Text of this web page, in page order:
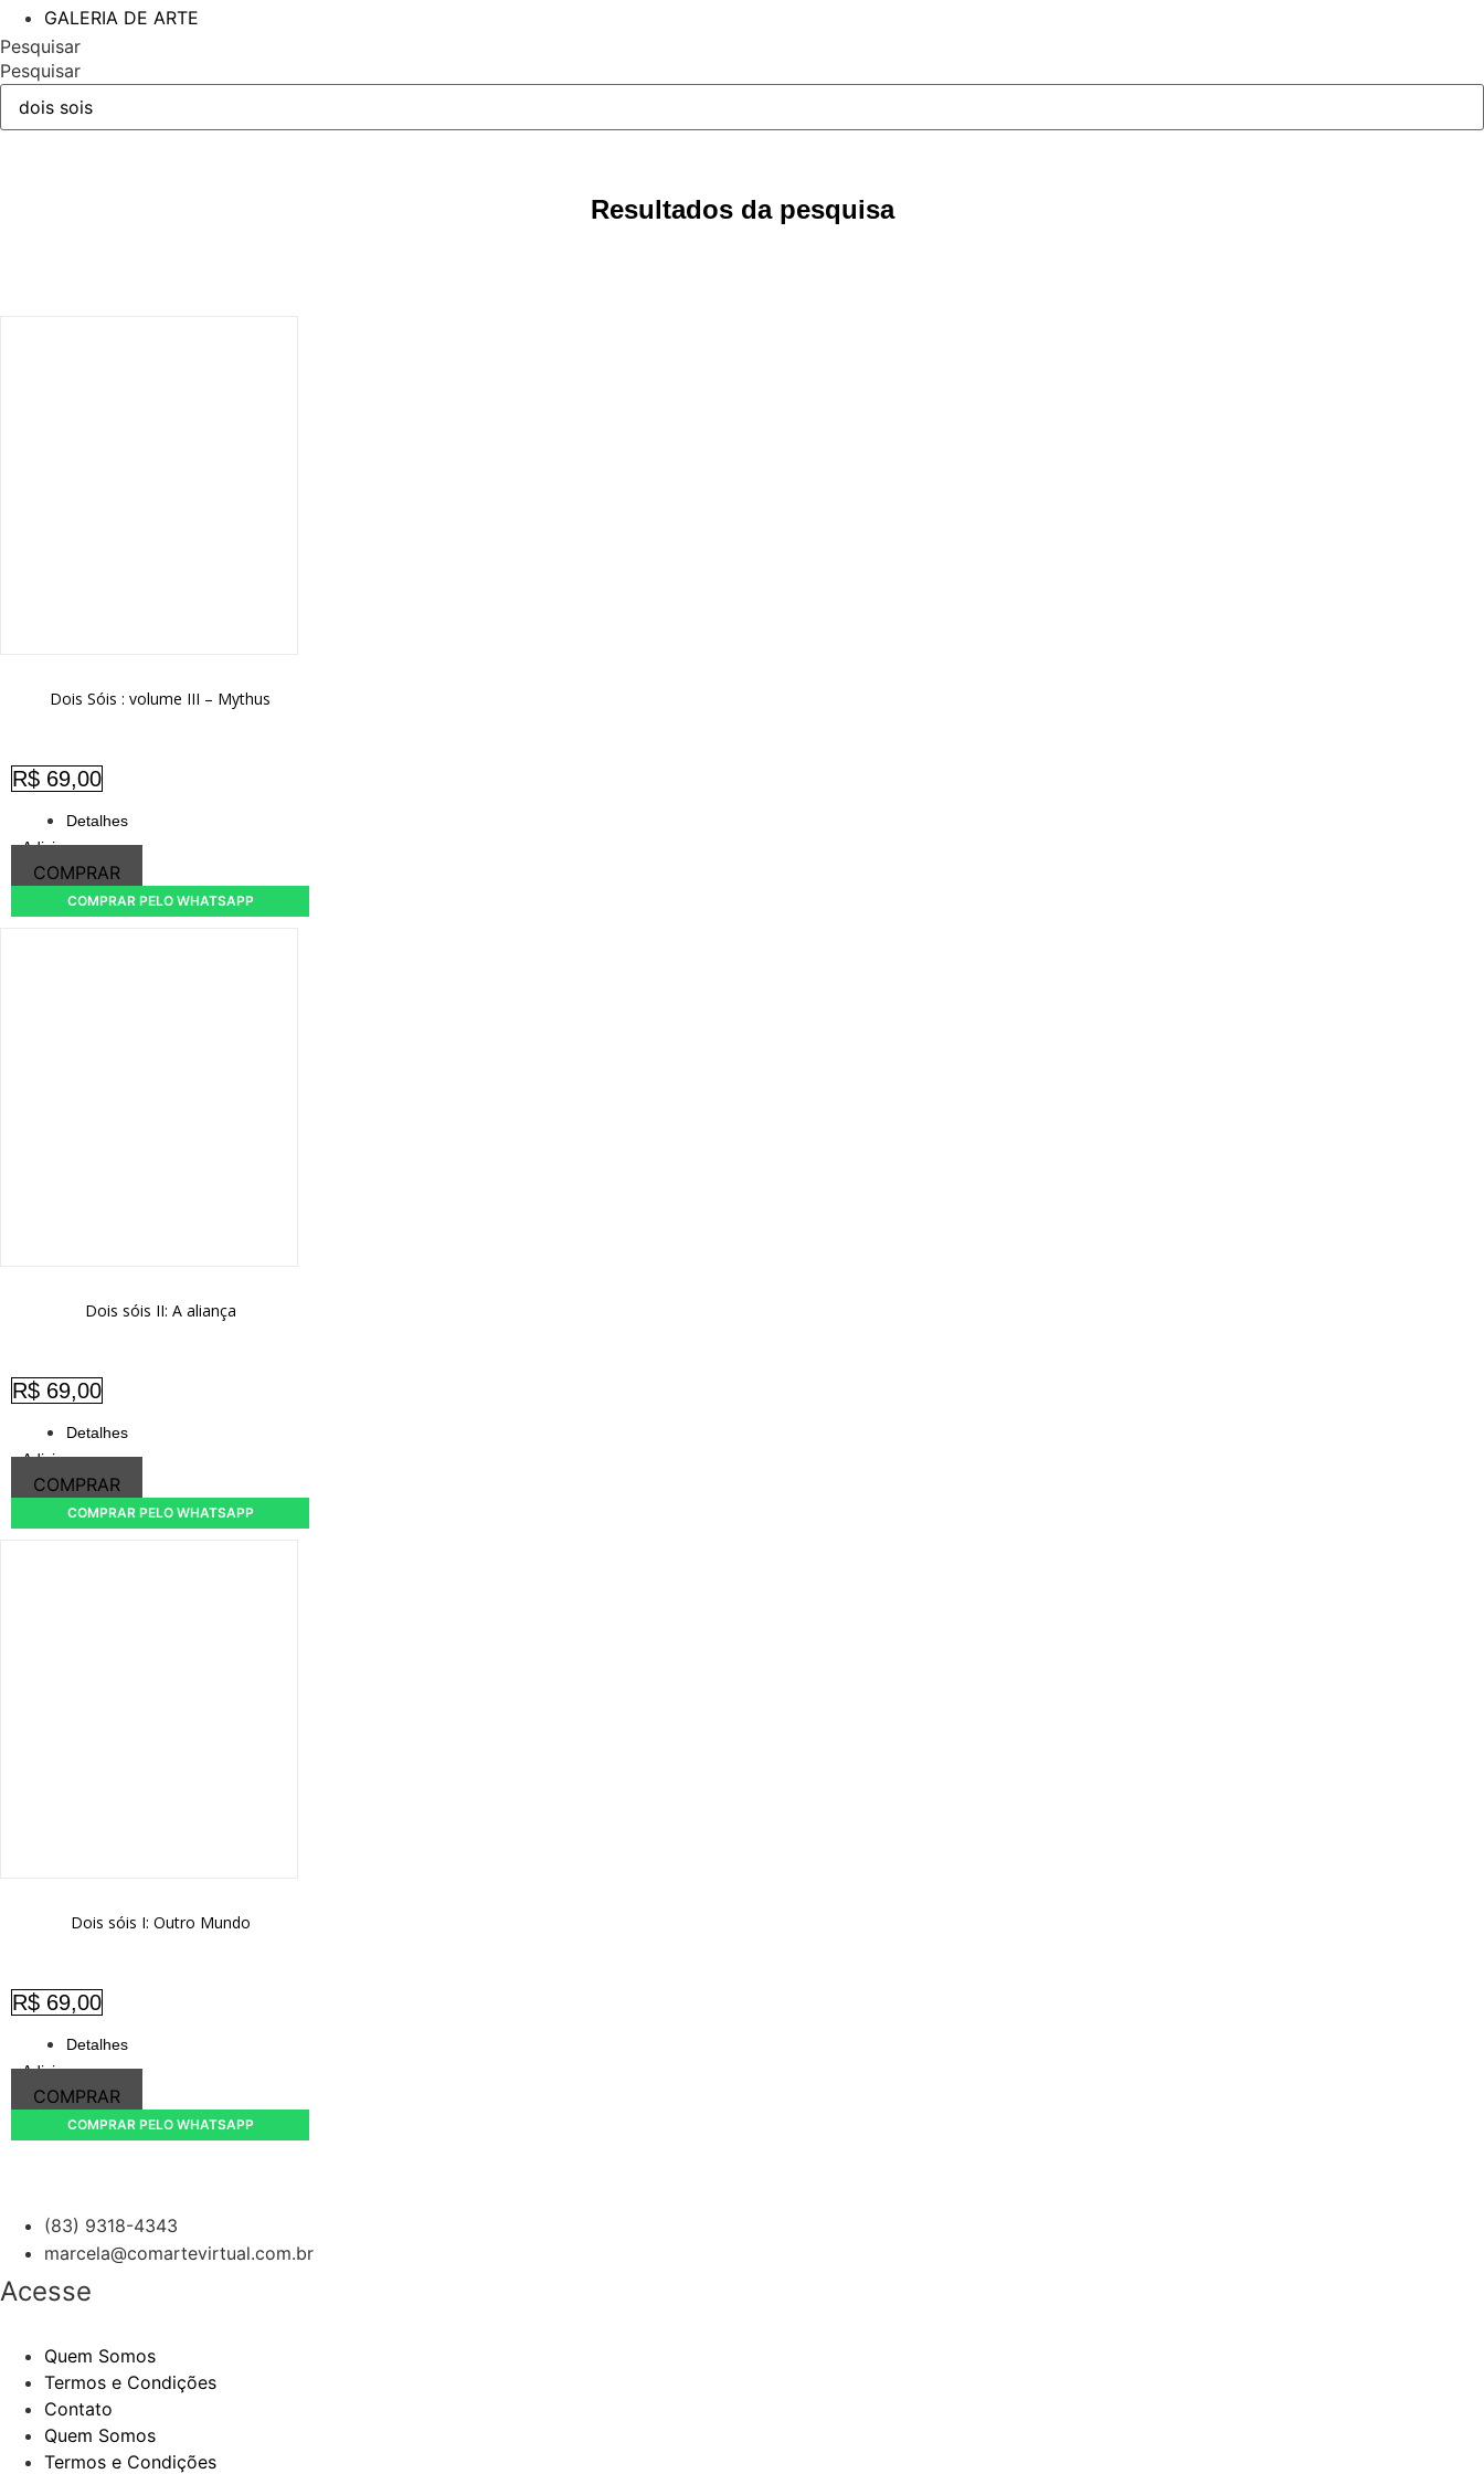
GALERIA DE ARTE
Pesquisar
Pesquisar
Resultados da pesquisa
Dois Sóis : volume III – Mythus
R$ 69,00
Detalhes
Adicionar
COMPRAR
COMPRAR PELO WHATSAPP
Dois sóis II: A aliança
R$ 69,00
Detalhes
Adicionar
COMPRAR
COMPRAR PELO WHATSAPP
Dois sóis I: Outro Mundo
R$ 69,00
Detalhes
Adicionar
COMPRAR
COMPRAR PELO WHATSAPP
(83) 9318-4343
marcela@comartevirtual.com.br
Acesse
Quem Somos
Termos e Condições
Contato
Quem Somos
Termos e Condições